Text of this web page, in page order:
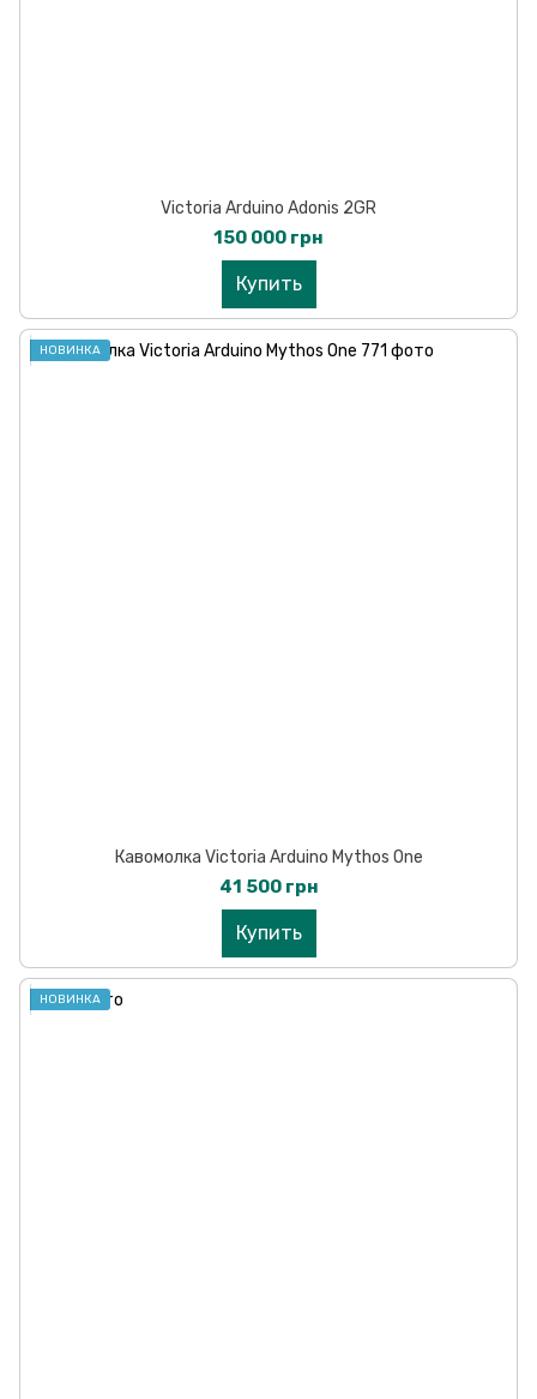
Victoria Arduino Adonis 2GR
150 000 грн
Купить
НОВИНКА
Кавомолка Victoria Arduino Mythos One
41 500 грн
Купить
НОВИНКА